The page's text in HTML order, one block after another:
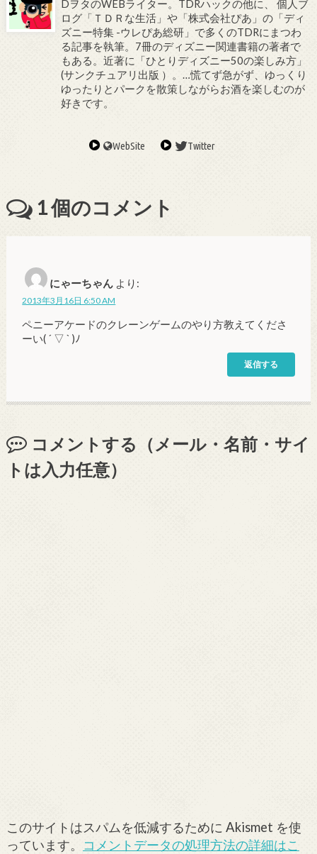
DヲタのWEBライター。TDRハックの他に、 個人ブ
ログ「ＴＤＲな生活」や「株式会社ぴあ」の「ディ
ズニー特集 -ウレぴあ総研」で多くのTDRにまつわ
る記事を執筆。7冊のディズニー関連書籍の著者で
もある。近著に「ひとりディズニー50の楽しみ方」
(サンクチュアリ出版 ）。…慌てず急がず、ゆっくり
ゆったりとパークを散策しながらお酒を楽しむのが
好きです。
WebSite Twitter
1個のコメント
にゃーちゃん より:
2013年3月16日 6:50 AM
ペニーアケードのクレーンゲームのやり方教えてくださ
ーい( ´ ▽ ` )ﾉ
返信する
コメントする（メール・名前・サイ
トは入力任意）
このサイトはスパムを低減するために Akismet を使
っています。 コメントデータの処理方法の詳細はこ